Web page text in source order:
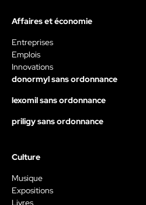
Affaires et économie
Entreprises
Emplois
Innovations
donormyl sans ordonnance
lexomil sans ordonnance
priligy sans ordonnance
Culture
Musique
Expositions
Livres